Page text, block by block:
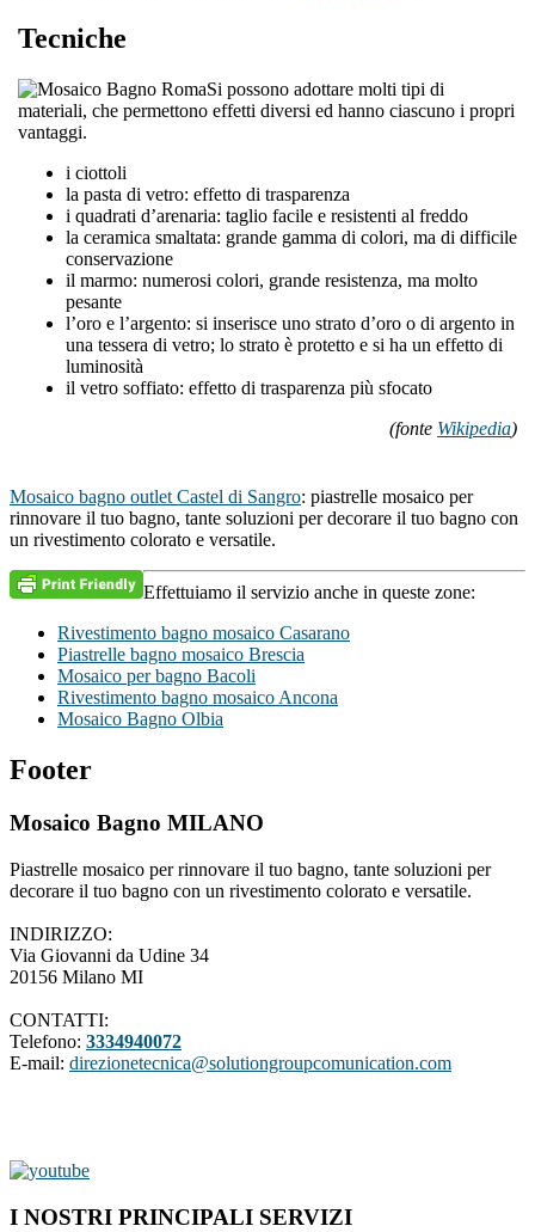
Tecniche
Si possono adottare molti tipi di
materiali, che permettono effetti diversi ed hanno ciascuno i propri
vantaggi.
i ciottoli
la pasta di vetro: effetto di trasparenza
i quadrati d’arenaria: taglio facile e resistenti al freddo
la ceramica smaltata: grande gamma di colori, ma di difficile
conservazione
il marmo: numerosi colori, grande resistenza, ma molto
pesante
l’oro e l’argento: si inserisce uno strato d’oro o di argento in
una tessera di vetro; lo strato è protetto e si ha un effetto di
luminosità
il vetro soffiato: effetto di trasparenza più sfocato
(fonte Wikipedia)
Mosaico bagno outlet Castel di Sangro: piastrelle mosaico per
rinnovare il tuo bagno, tante soluzioni per decorare il tuo bagno con
un rivestimento colorato e versatile.
Effettuiamo il servizio anche in queste zone:
Rivestimento bagno mosaico Casarano
Piastrelle bagno mosaico Brescia
Mosaico per bagno Bacoli
Rivestimento bagno mosaico Ancona
Mosaico Bagno Olbia
Footer
Mosaico Bagno MILANO
Piastrelle mosaico per rinnovare il tuo bagno, tante soluzioni per
decorare il tuo bagno con un rivestimento colorato e versatile.
INDIRIZZO:
Via Giovanni da Udine 34
20156 Milano MI
CONTATTI:
Telefono: 3334940072
E-mail: direzionetecnica@solutiongroupcomunication.com
I NOSTRI PRINCIPALI SERVIZI